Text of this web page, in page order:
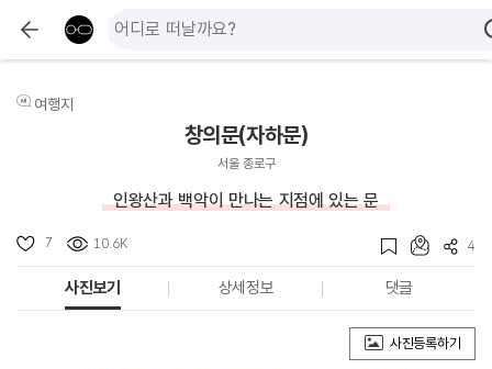
여행지
창의문(자하문)
서울 종로구
인왕산과 백악이 만나는 지점에 있는 문
7 10.6K 4
사진보기 상세정보 댓글
사진등록하기